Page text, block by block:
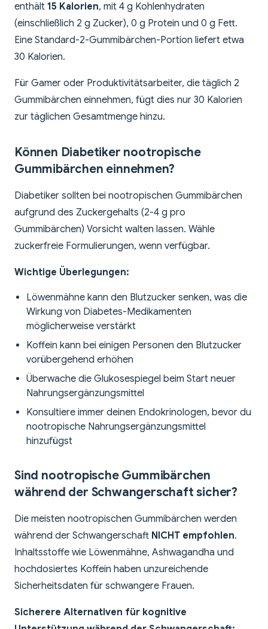
enthält 15 Kalorien, mit 4 g Kohlenhydraten
(einschließlich 2 g Zucker), 0 g Protein und 0 g Fett.
Eine Standard-2-Gummibärchen-Portion liefert etwa
30 Kalorien.
Für Gamer oder Produktivitätsarbeiter, die täglich 2
Gummibärchen einnehmen, fügt dies nur 30 Kalorien
zur täglichen Gesamtmenge hinzu.
Können Diabetiker nootropische
Gummibärchen einnehmen?
Diabetiker sollten bei nootropischen Gummibärchen
aufgrund des Zuckergehalts (2-4 g pro
Gummibärchen) Vorsicht walten lassen. Wähle
zuckerfreie Formulierungen, wenn verfügbar.
Wichtige Überlegungen:
Löwenmähne kann den Blutzucker senken, was die
Wirkung von Diabetes-Medikamenten
möglicherweise verstärkt
Koffein kann bei einigen Personen den Blutzucker
vorübergehend erhöhen
Überwache die Glukosespiegel beim Start neuer
Nahrungsergänzungsmittel
Konsultiere immer deinen Endokrinologen, bevor du
nootropische Nahrungsergänzungsmittel
hinzufügst
Sind nootropische Gummibärchen
während der Schwangerschaft sicher?
Die meisten nootropischen Gummibärchen werden
während der Schwangerschaft NICHT empfohlen.
Inhaltsstoffe wie Löwenmähne, Ashwagandha und
hochdosiertes Koffein haben unzureichende
Sicherheitsdaten für schwangere Frauen.
Sicherere Alternativen für kognitive